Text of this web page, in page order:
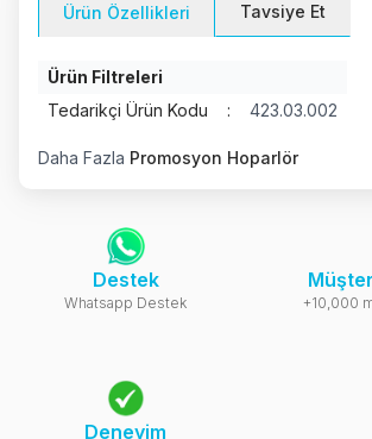
Ürün Özellikleri Tavsiye Et
Ürün Filtreleri
Tedarikçi Ürün Kodu
: 423.03.002
Daha Fazla Promosyon Hoparlör
Destek
Whatsapp Destek +10,000
Deneyim